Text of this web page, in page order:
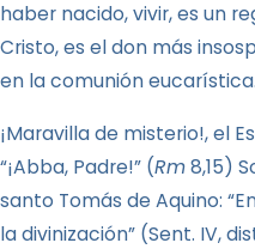
haber nacido, vivir, es un
Cristo, es el don más
en la comunión eucarística.
¡Maravilla de misterio!, el
“¡Abba, Padre!” (Rm8,15)
santo Tomás de Aquino:
la divinización” (Sent. IV,